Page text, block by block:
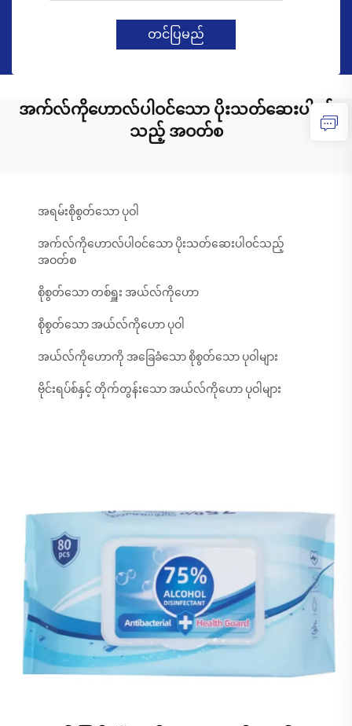
တင်ပြမည်
အက်လ်ကိုဟောလ်ပါဝင်သော ပိုးသတ်ဆေးပါဝင်
သည့် အဝတ်စ
အရမ်းစိုစွတ်သော ပုဝါ
အက်လ်ကိုဟောလ်ပါဝင်သော ပိုးသတ်ဆေးပါဝင်သည့်
အဝတ်စ
စိုစွတ်သော တစ်ရှူး အယ်လ်ကိုဟော
စိုစွတ်သော အယ်လ်ကိုဟော ပုဝါ
အယ်လ်ကိုဟောကို အခြေခံသော စိုစွတ်သော ပုဝါများ
ဗိုင်းရပ်စ်နှင့် တိုက်တွန်းသော အယ်လ်ကိုဟော ပုဝါများ